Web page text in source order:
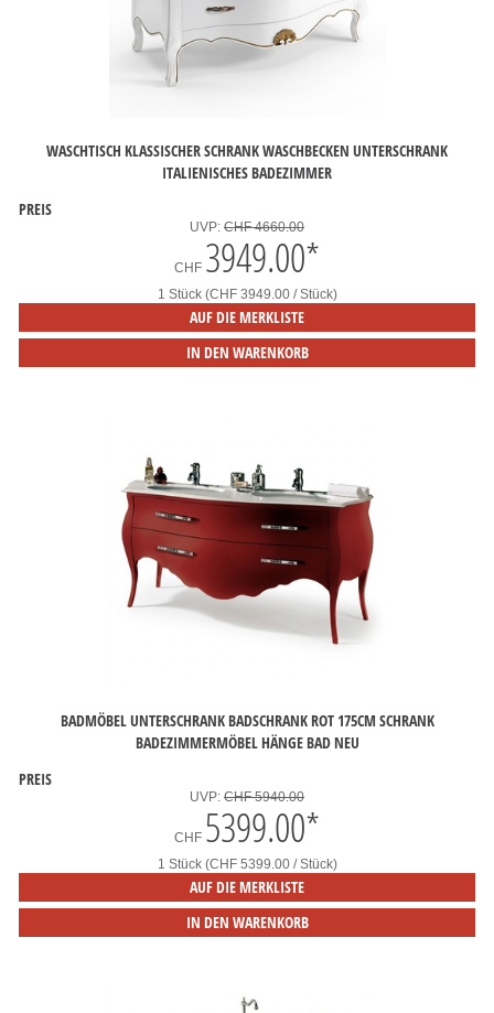
WASCHTISCH KLASSISCHER SCHRANK WASCHBECKEN UNTERSCHRANK
ITALIENISCHES BADEZIMMER
PREIS
UVP: CHF 4660.00
CHF 3949.00*
1 Stück (CHF 3949.00 / Stück)
AUF DIE MERKLISTE
IN DEN WARENKORB
BADMÖBEL UNTERSCHRANK BADSCHRANK ROT 175CM SCHRANK
BADEZIMMERMÖBEL HÄNGE BAD NEU
PREIS
UVP: CHF 5940.00
CHF 5399.00*
1 Stück (CHF 5399.00 / Stück)
AUF DIE MERKLISTE
IN DEN WARENKORB